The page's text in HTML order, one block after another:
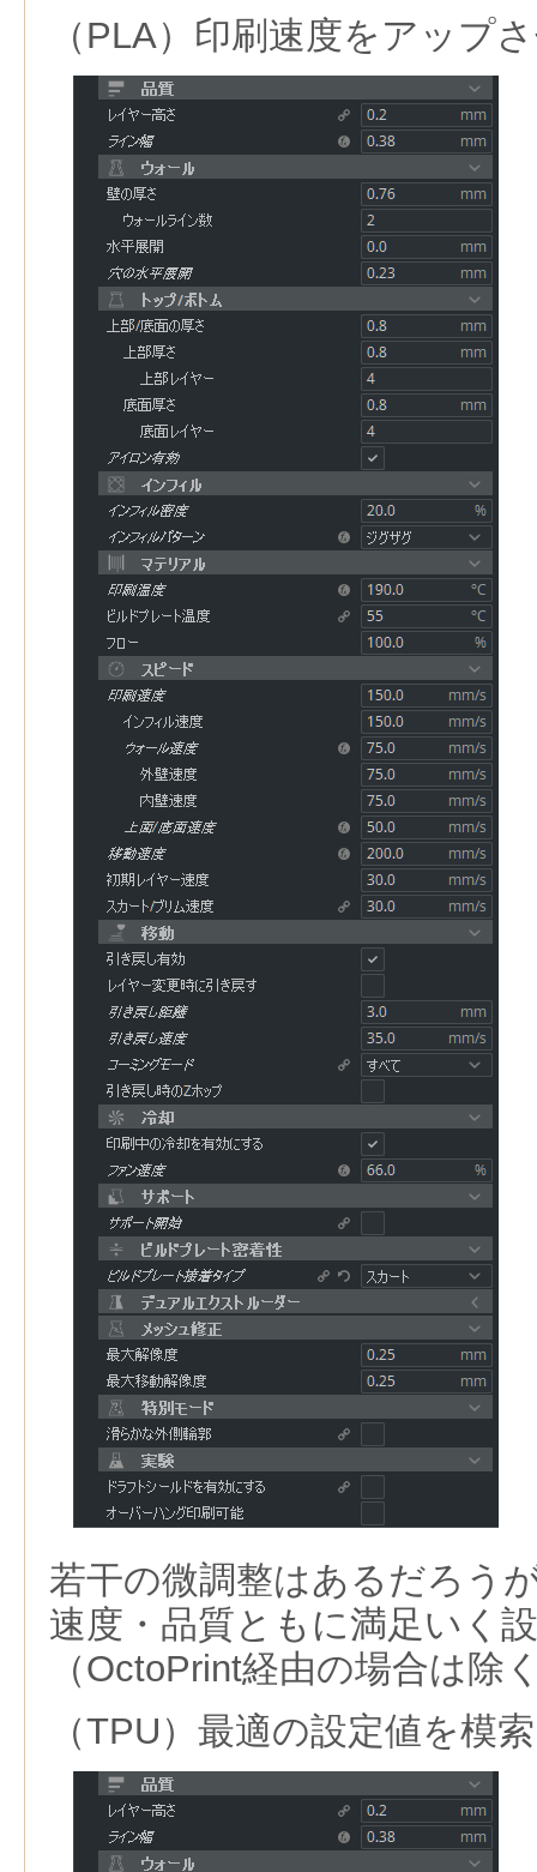
（PLA）印刷速度をアップ
若干の微調整はあるだろう
速度・品質ともに満足いく
（OctoPrint経由の場合は除
（TPU）最適の設定値を模